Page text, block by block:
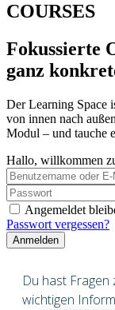
COURSES
Fokussierte
ganz
Der Learning Space
von innen nach
Modul – und tauche
Hallo, willkommen
Angemeldet
Passwort vergessen?
Anmelden
Du hast Fragen
wichtigen